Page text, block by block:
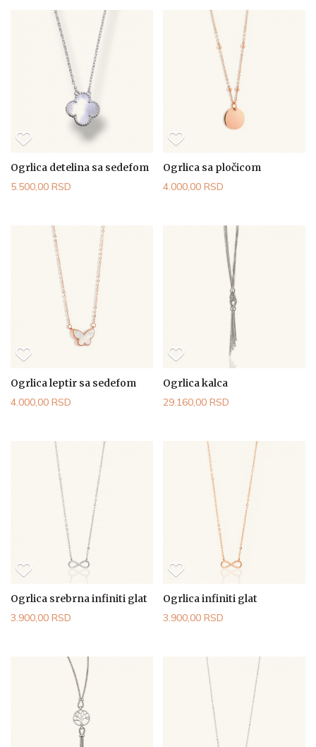
Ogrlica detelina sa sedefom
5.500,00 RSD
Ogrlica sa pločicom
4.000,00 RSD
Ogrlica leptir sa sedefom
4.000,00 RSD
Ogrlica kalca
29.160,00 RSD
Ogrlica srebrna infiniti glat
3.900,00 RSD
Ogrlica infiniti glat
3.900,00 RSD